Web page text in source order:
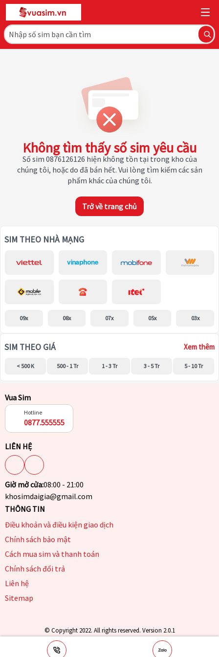
Không tìm thấy số sim yêu cầu
Số sim 0876126126 hiện không tồn tại trong kho của
chúng tôi, hoặc do đã bán hết. Vui lòng tìm kiếm các sản
phẩm khác của chúng tôi.
Trở về trang chủ
SIM THEO NHÀ MẠNG
09x 08x 07x 05x 03x
SIM THEO GIÁ Xem thêm
< 500 K 500 - 1 Tr 1 - 3 Tr 3 - 5 Tr 5 - 10 Tr
Vua Sim
Hotline
0877.555555
LIÊN HỆ
Giờ mở cửa:08:00 - 21:00
khosimdaigia@gmail.com
THÔNG TIN
Điều khoản và điều kiện giao dịch
Chính sách bảo mật
Cách mua sim và thanh toán
Chính sách đổi trả
Liên hệ
Sitemap
© Copyright 2022. All rights reserved. Version 2.0.1